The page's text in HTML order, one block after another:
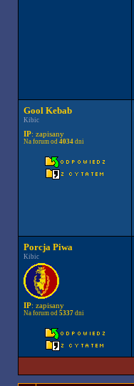
Gool Kebab
Kibic
IP: zapisany
Na forum od 4034dni
Porcja Piwa
Kibic
IP: zapisany
Na forum od 5337dni